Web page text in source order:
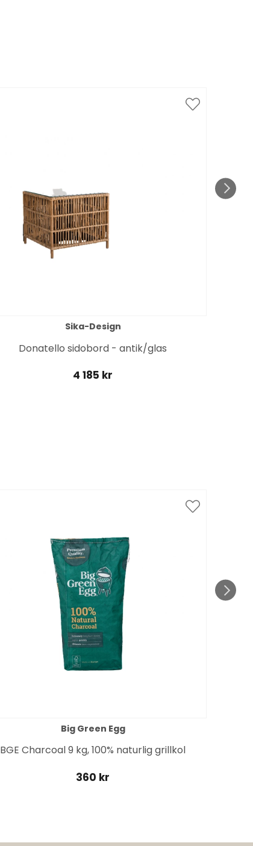
Sika-Design
Donatello sidobord - antik/glas
4 185 kr
Big Green Egg
BGE Charcoal 9 kg, 100% naturlig grillkol
360 kr